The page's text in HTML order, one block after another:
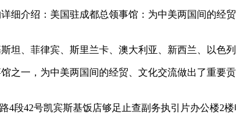
细介绍：美国驻成都总领事馆：为中美两国间的经
、菲律宾、斯里兰卡、澳大利亚、新西兰、以色
之一，为中美两国间的经贸、文化交流做出了重要
4段42号凯宾斯基饭店够足止查副务执引片办公楼2